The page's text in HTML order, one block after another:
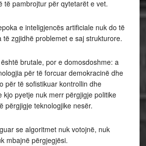
të pambrojtur për qytetarët e vet.
e inteligjencës artificiale nuk do të
të zgjidhë problemet e saj strukturore.
brutale, por e domosdoshme: a
për të forcuar demokracinë dhe
për të sofistikuar kontrollin dhe
kjo pyetje nuk merr përgjigje politike
përgjigje teknologjike nesër.
se algoritmet nuk votojnë, nuk
mbajnë përgjegjësi.